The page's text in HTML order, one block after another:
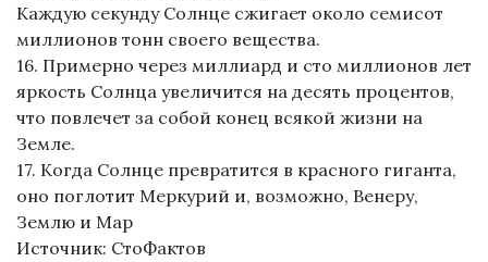
Каждую секунду Солнце сжигает около семисот
миллионов тонн своего вещества.
16. Примерно через миллиард и сто миллионов лет
яркость Солнца увеличится на десять процентов,
что повлечет за собой конец всякой жизни на
Земле.
17. Когда Солнце превратится в красного гиганта,
оно поглотит Меркурий и, возможно, Венеру,
Землю и Мар
Источник: СтоФактов